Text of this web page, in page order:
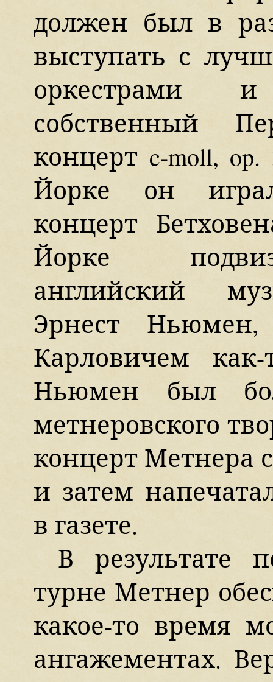
должен был в
выступать с
оркестрами
собственный
концерт c-moll,
Йорке он
концерт
Йорке
английский
Эрнест
Карловичем
Ньюмен был
метнеровского
концерт Метнера
и затем
в газете.
В результате
турне Метнер
какое-то время
ангажементах.